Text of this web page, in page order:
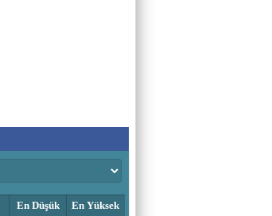
En Düşük En Yüksek